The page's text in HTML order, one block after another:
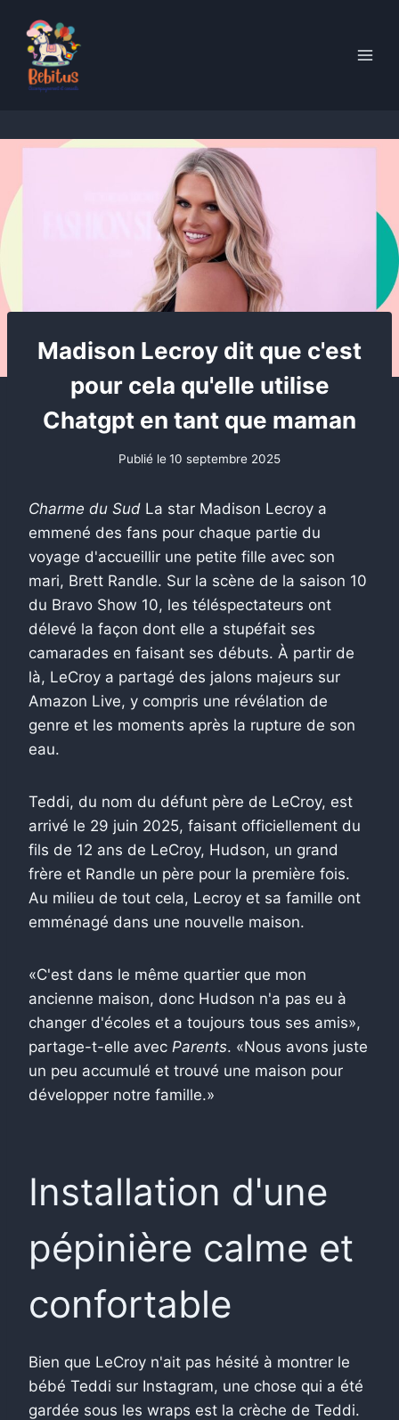
content
Madison Lecroy dit que c'est
pour cela qu'elle utilise
Chatgpt en tant que maman
Publié le10 septembre 2025
Charme du Sud La star Madison Lecroy a
emmené des fans pour chaque partie du
voyage d'accueillir une petite fille avec son
mari, Brett Randle. Sur la scène de la saison 10
du Bravo Show 10, les téléspectateurs ont
délevé la façon dont elle a stupéfait ses
camarades en faisant ses débuts. À partir de
là, LeCroy a partagé des jalons majeurs sur
Amazon Live, y compris une révélation de
genre et les moments après la rupture de son
eau.
Teddi, du nom du défunt père de LeCroy, est
arrivé le 29 juin 2025, faisant officiellement du
fils de 12 ans de LeCroy, Hudson, un grand
frère et Randle un père pour la première fois.
Au milieu de tout cela, Lecroy et sa famille ont
emménagé dans une nouvelle maison.
«C'est dans le même quartier que mon
ancienne maison, donc Hudson n'a pas eu à
changer d'écoles et a toujours tous ses amis»,
partage-t-elle avec Parents. «Nous avons juste
un peu accumulé et trouvé une maison pour
développer notre famille.»
Installation d'une
pépinière calme et
confortable
Bien que LeCroy n'ait pas hésité à montrer le
bébé Teddi sur Instagram, une chose qui a été
gardée sous les wraps est la crèche de Teddi.